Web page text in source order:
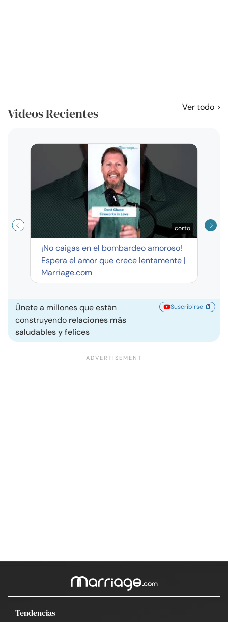
Videos Recientes Ver todo
corto
¡No caigas en el bombardeo amoroso!
Espera el amor que crece lentamente |
Marriage.com
Únete a millones que están
construyendo relaciones más
saludables y felices
Suscribirse
Tendencias